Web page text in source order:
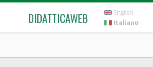
DIDATTICAWEB
English
Italiano